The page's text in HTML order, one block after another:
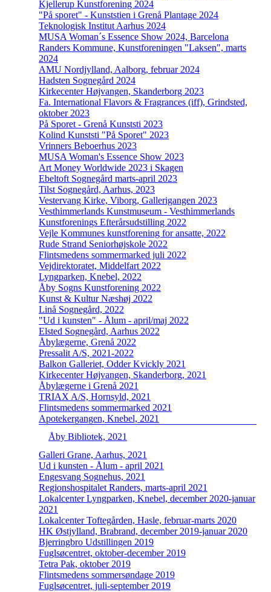
Kjellerup Kunstforening 2024
"På sporet" - Kunststien i Grenå Plantage 2024
Teknologisk Institut Aarhus 2024
MUSA Woman´s Essence Show 2024, Barcelona
Randers Kommune, Kunstforeningen "Laksen", marts
2024
AMU Nordjylland, Aalborg, februar 2024
Hadsten Sognegård 2024
Kirkecenter Højvangen, Skanderborg 2023
Fa. International Flavors & Fragrances (iff), Grindsted,
oktober 2023
På Sporet - Grenå Kunststi 2023
Kolind Kunststi "På Sporet" 2023
Vrinners Beboerhus 2023
MUSA Woman's Essence Show 2023
Art Money Worldwide 2023 i Skagen
Ebeltoft Sognegård marts-april 2023
Tilst Sognegård, Aarhus, 2023
Vestervang Kirke, Viborg, Gallerigangen 2023
Vesthimmerlands Kunstmuseum - Vesthimmerlands
Kunstforenings Efterårsudstilling 2022
Vejle Kommunes kunstforening for ansatte, 2022
Rude Strand Seniorhøjskole 2022
Flintsmedens sommermarked juli 2022
Vejdirektoratet, Middelfart 2022
Lyngparken, Knebel, 2022
Åby Sogns Kunstforening 2022
Kunst & Kultur Næshøj 2022
Linå Sognegård, 2022
"Ud i kunsten" - Ålum - april/maj 2022
Elsted Sognegård, Aarhus 2022
Åbylægerne, Grenå 2022
Pressalit A/S, 2021-2022
Balkon Galleriet, Odder Kvickly 2021
Kirkecenter Højvangen, Skanderborg, 2021
Åbylægerne i Grenå 2021
TRIAX A/S, Hornsyld, 2021
Flintsmedens sommermarked 2021
Apotekergangen, Knebel, 2021
Åby Bibliotek, 2021
Galleri Grane, Aarhus, 2021
Ud i kunsten - Ålum - april 2021
Engesvang Sognehus, 2021
Regionshospitalet Randers, marts-april 2021
Lokalcenter Lyngparken, Knebel, december 2020-januar
2021
Lokalcenter Toftegården, Hasle, februar-marts 2020
HK Østjylland, Brabrand, december 2019-januar 2020
Bjerringbro Udstillingen 2019
Fuglsøcentret, oktober-december 2019
Tetra Pak, oktober 2019
Flintsmedens sommersøndage 2019
Fuglsøcentret, juli-september 2019